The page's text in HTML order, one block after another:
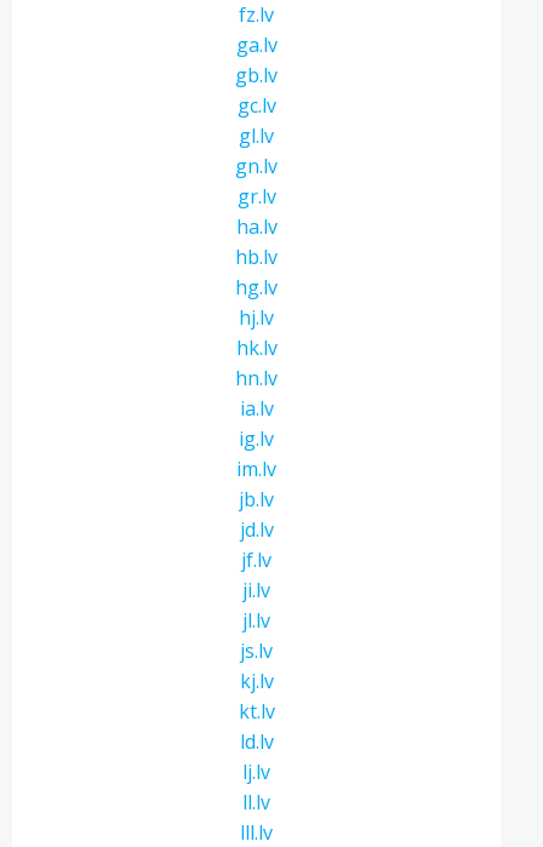
fz.lv
ga.lv
gb.lv
gc.lv
gl.lv
gn.lv
gr.lv
ha.lv
hb.lv
hg.lv
hj.lv
hk.lv
hn.lv
ia.lv
ig.lv
im.lv
jb.lv
jd.lv
jf.lv
ji.lv
jl.lv
js.lv
kj.lv
kt.lv
ld.lv
lj.lv
ll.lv
lll.lv